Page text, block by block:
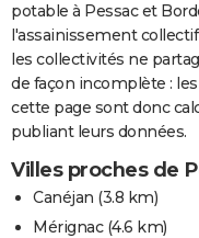
potable à Pessac et
l'assainissement
les collectivités ne
de façon incomplète :
cette page sont donc
publiant leurs données.
Villes proches de
Canéjan (3.8 km)
Mérignac(4.6 km)